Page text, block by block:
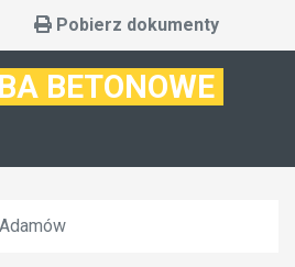
Pobierz dokumenty
BETONOWE
Adamów